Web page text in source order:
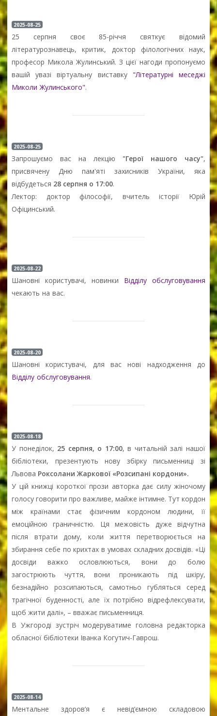
2025-08-25
25 серпня своє 85-річчя святкує відомий
літературознавець, критик, доктор філологічних наук,
професор Микола Жулинський. З цієї нагоди пропонуємо
вашій увазі віртуальну виставку "Літературні меседжі
Миколи Жулинського".
2025-08-25
Запрошуємо вас на лекцію "Герої нашого часу",
присвячену Дню пам'яті захисників України, яка
відбудеться 28 серпня о 17:00.
Лектор: доктор філософії, вчитель історії Юрій
Офіцинський.
2025-08-22
Шановні користувачі, новинки Відділу обслуговування
чекають на вас.
2025-08-20
Шановні користувачі, для вас нові надходження до
Відділу обслуговування.
2025-08-18
У понеділок, 25 серпня, о 17:00, в читальній залі нашої
бібліотеки, презентують нову збірку письменниці зі
Львова Роксолани Жаркової «Розсипані кордони».
У цій книжці короткої прози авторка дає силу жіночому
голосу говорити про важливе, майже інтимне. Тут кордон
між країнами стає фізичним кордоном людини, її
емоційною граничністю. Ця межовість дуже відчутна
після втрати дому, коли життя перетворюється на
збирання себе по крихтах в умовах складних досвідів. «Ці
досвіди важко ословлюються, вони до болю
загострюють чуття, вони проникають під шкіру,
безнадійно розсипаються, самотньо губляться серед
трагічної буденності, але їх потрібно відрефлексувати,
щоб жити далі», – вважає письменниця.
В Ужгороді зустріч модеруватиме головна редакторка
обласної бібліотеки Іванка Когутич-Гаврош.
2025-08-14
Ментальне здоров’я є невід’ємною складовою